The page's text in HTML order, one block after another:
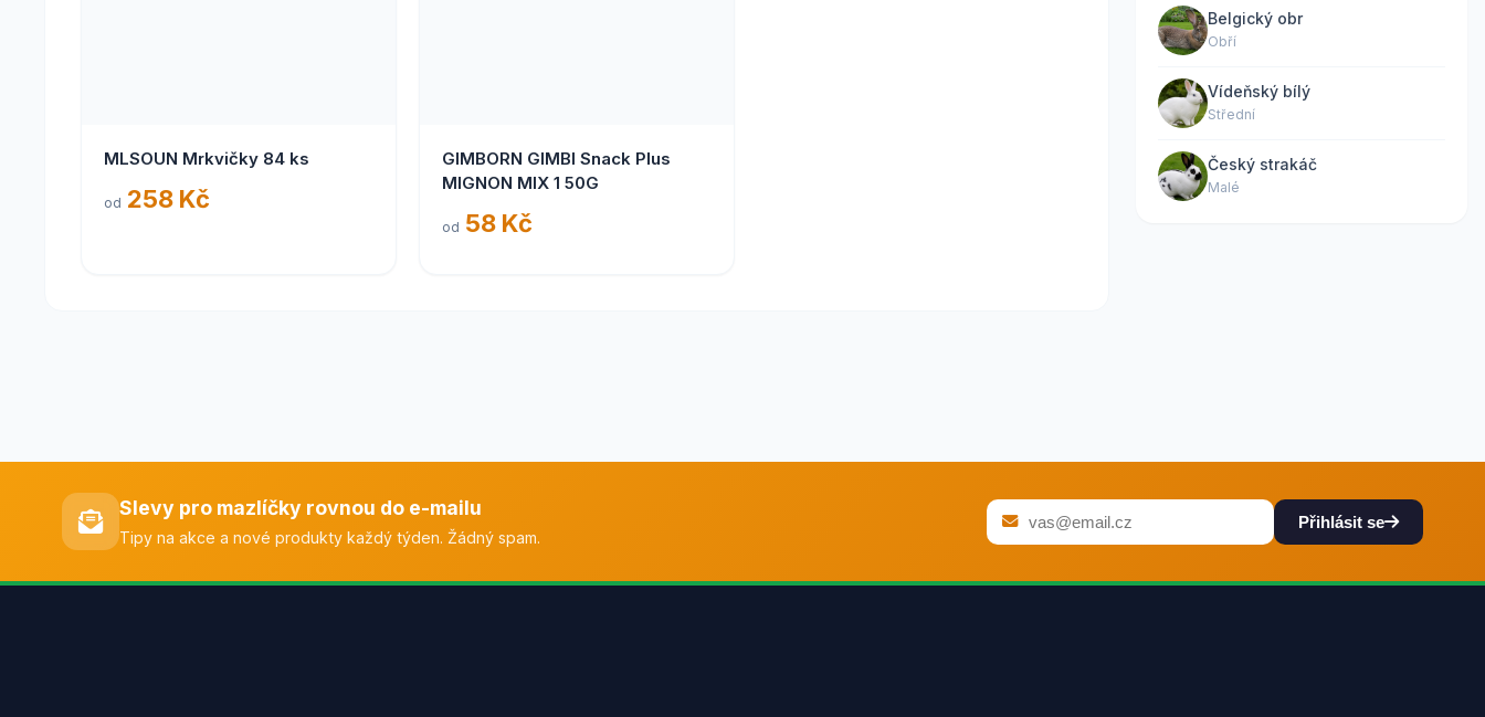
MLSOUN Mrkvičky 84 ks
od 258 Kč
GIMBORN GIMBI Snack Plus
MIGNON MIX 1 50G
od 58 Kč
Belgický obr
Obří
Vídeňský bílý
Střední
Český strakáč
Malé
Slevy pro mazlíčky rovnou do e-mailu
Tipy na akce a nové produkty každý týden. Žádný spam.
Přihlásit se